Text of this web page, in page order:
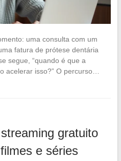
uma consulta com um
fatura de prótese dentária
segue, “quando é que a
acelerar isso?” O percurso…
gratuito
e séries